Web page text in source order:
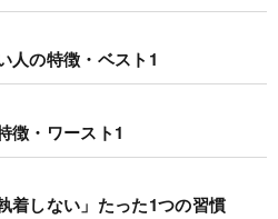
人の特徴・ベスト1
徴・ワースト1
着しない」たった1つの習慣